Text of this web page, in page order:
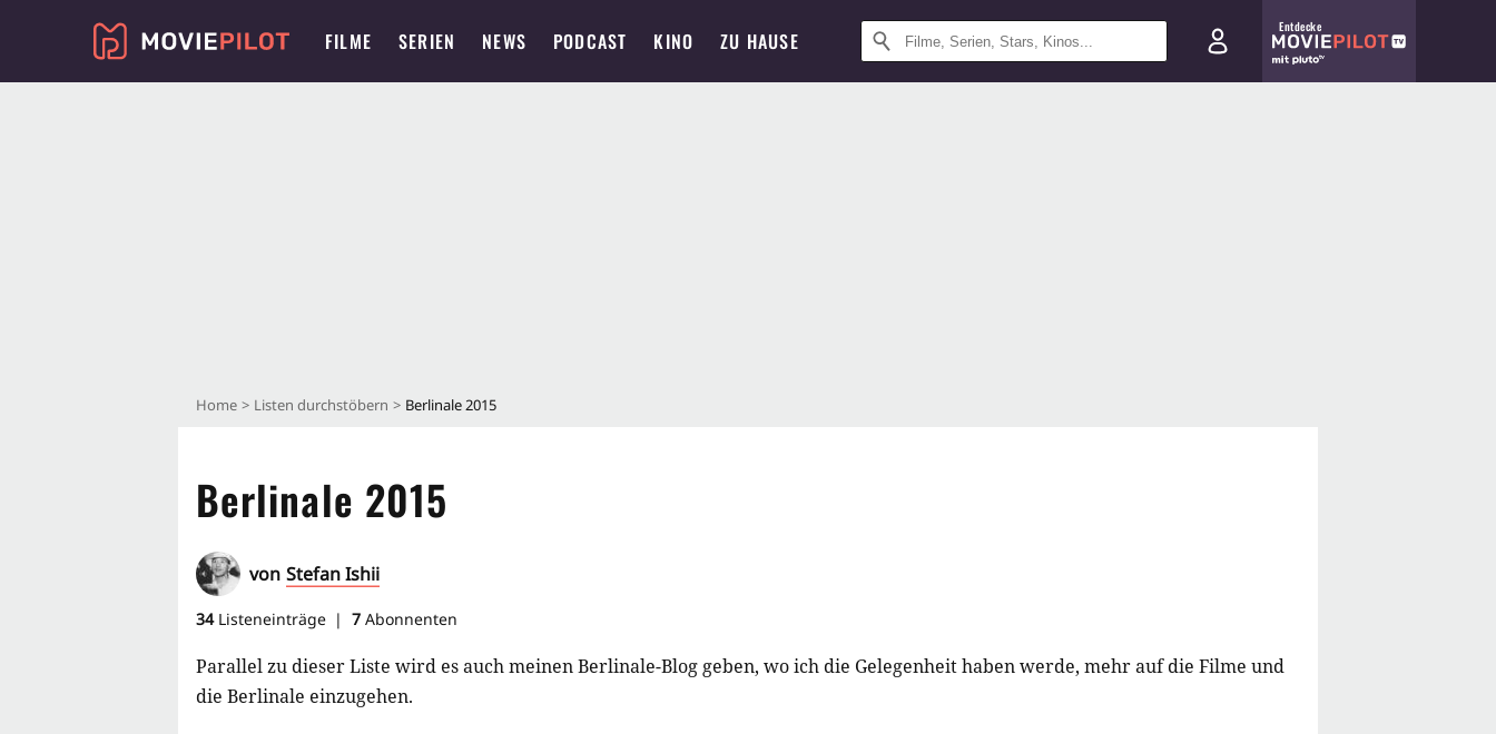
FILME SERIEN NEWS PODCAST KINO ZU HAUSE
Entdecke
Home Listen durchstöbern Berlinale 2015
Berlinale 2015
von Stefan Ishii
34Listeneinträge 7 Abonnenten
Parallel zu dieser Liste wird es auch meinen Berlinale-Blog geben, wo ich die Gelegenheit haben werde, mehr auf die Filme und
die Berlinale einzugehen.